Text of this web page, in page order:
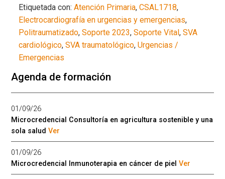
Etiquetada con:Atención Primaria,CSAL1718,
Electrocardiografía en urgencias y emergencias,
Politraumatizado,Soporte 2023,Soporte Vital,SVA
cardiológico,SVA traumatológico,Urgencias /
Emergencias
Agenda de formación
01/09/26
Microcredencial Consultoría en agricultura sostenible y una
sola saludVer
01/09/26
Microcredencial Inmunoterapia en cáncer de pielVer